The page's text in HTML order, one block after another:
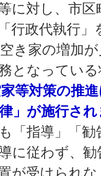
に対し、市
行政代執行
き家の増加
となってい
等対策の推
」が施行さ
「指導」「
に従わず、
が受けられ